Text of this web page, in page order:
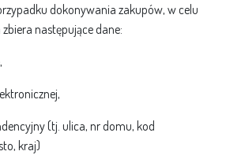
dokonywania zakupów, w celu
następujące dane:
(tj. ulica, nr domu, kod
kraj)